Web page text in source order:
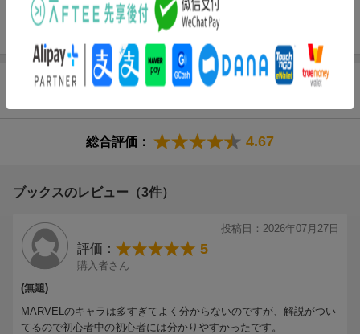
ャラクターが勢ぞろい！！マーベル公式ネコ漫画『マーベル・ミ
ャオ』が日本オリジナル編集でついに単行本化！
総合評価： 4.67
ブックスのレビュー（3件）
投稿日：2026年07月27日
評価： 5
購入者さん
(無題)
MARVELのキャラは多すぎてよく分からないのですが、解説がつい
てるので初心者中の初心者には分かりやすかったです。